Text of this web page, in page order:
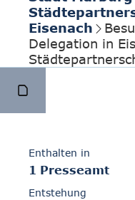
Eisenach
Delegation in
Enthalten in
1 Presseamt
Entstehung